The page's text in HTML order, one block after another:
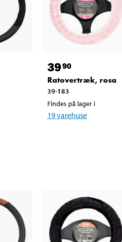
3990
Ratovertræk, rosa
39-183
Findes på lager i
19varehuse